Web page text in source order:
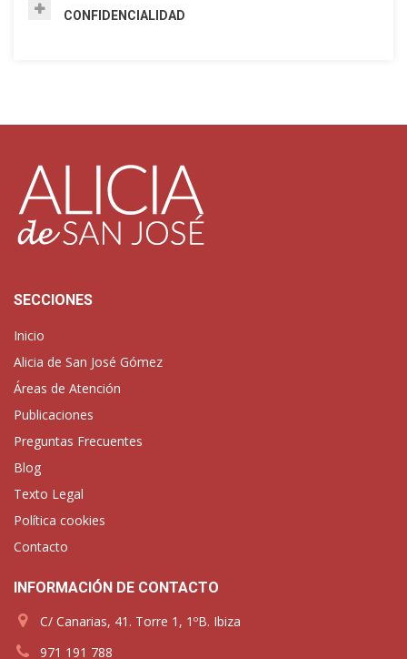
CONFIDENCIALIDAD
SECCIONES
Inicio
Alicia de San José Gómez
Áreas de Atención
Publicaciones
Preguntas Frecuentes
Blog
Texto Legal
Política cookies
Contacto
INFORMACIÓN DE CONTACTO
C/ Canarias, 41. Torre 1, 1ºB. Ibiza
971 191 788